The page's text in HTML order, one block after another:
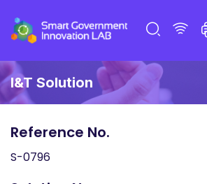
I&T Solution
Reference No.
S-0796